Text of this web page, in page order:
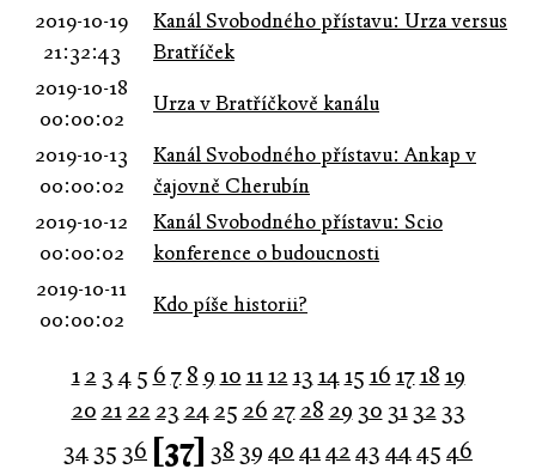
2019-10-19
21:32:43
Kanál Svobodného přístavu: Urza versus
Bratříček
2019-10-18
00:00:02
Urza v Bratříčkově kanálu
2019-10-13
00:00:02
Kanál Svobodného přístavu: Ankap v
čajovně Cherubín
2019-10-12
00:00:02
Kanál Svobodného přístavu: Scio
konference o budoucnosti
2019-10-11
00:00:02
Kdo píše historii?
1 2 3 4 5 6 7 8 9 10 1112 13 1415 16 1718 19
20 21 22 23 24 25 26 27 28 29 30 31 32 33
34 35 36 [37] 38 39 40 4142 43 4445 46